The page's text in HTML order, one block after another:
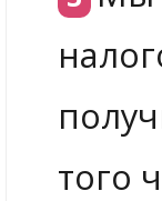
того